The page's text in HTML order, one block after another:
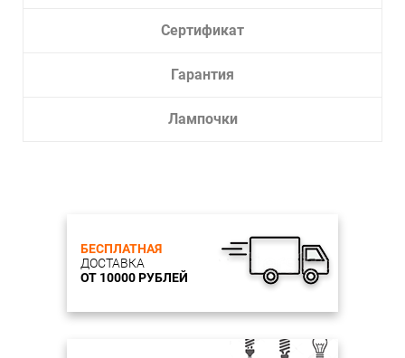
Сертификат
Гарантия
Лампочки
БЕСПЛАТНАЯ
ДОСТАВКА
ОТ 10000 РУБЛЕЙ